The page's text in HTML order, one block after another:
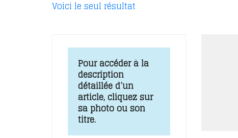
Voici le seul résultat
Pour accéder à la
description
détaillée d’un
article, cliquez sur
sa photo ou son
titre.